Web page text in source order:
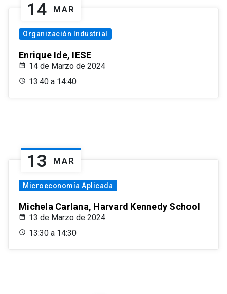
14 MAR
Organización Industrial
Enrique Ide, IESE
14 de Marzo de 2024
13:40 a 14:40
13 MAR
Microeconomía Aplicada
Michela Carlana, Harvard Kennedy School
13 de Marzo de 2024
13:30 a 14:30